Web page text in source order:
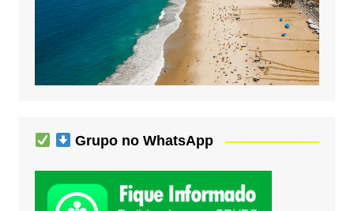
Grupo no WhatsApp